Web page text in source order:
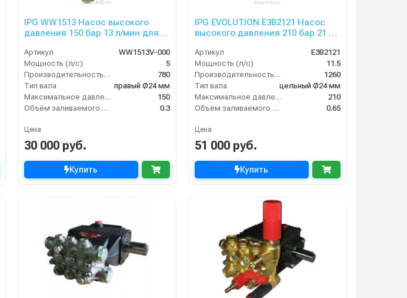
IPG WW1513 Насос высокого
давления 150 бар 13 л/мин для
Артикул
WW1513V-000
Мощность (л/с)
5
Производительность (л/ч)
780
Тип вала
правый Ø24 мм
Максимальное давление воды (бар)
150
Объём заливаемого масла (л)
0.3
Цена
30 000 руб.
Купить
IPG EVOLUTION E3B2121 Насос
высокого давления 210 бар 21 л/
Артикул
E3B2121
Мощность (л/с)
11.5
Производительность (л/ч)
1260
Тип вала
цельный Ø24 мм
Максимальное давление воды (бар)
210
Объём заливаемого масла (л)
0.65
Цена
51 000 руб.
Купить